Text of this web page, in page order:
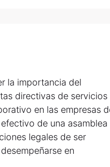
la importancia del
directivas de servicios
en las empresas
de una asamblea
legales de ser
en